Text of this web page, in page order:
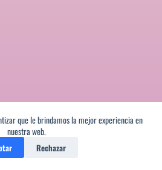
que le brindamos la mejor experiencia en
nuestra web.
Rechazar